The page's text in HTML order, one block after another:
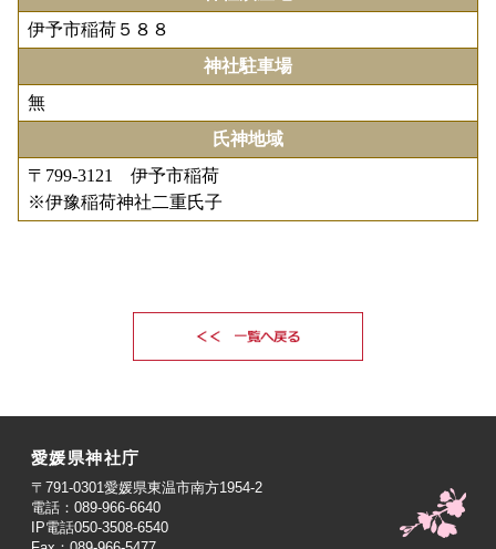
伊予市稲荷５８８
神社駐車場
無
氏神地域
〒799-3121 伊予市稲荷
※伊豫稲荷神社二重氏子
愛媛県神社庁
〒791-0301愛媛県東温市南方1954-2
電話：089-966-6640
IP電話050-3508-6540